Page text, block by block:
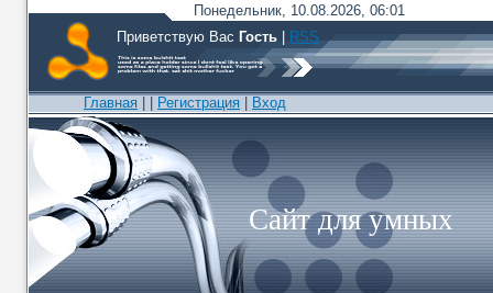
Понедельник, 10.08.2026, 06:01
Приветствую Вас Гость RSS
Главная Регистрация Вход
Сайт для умных